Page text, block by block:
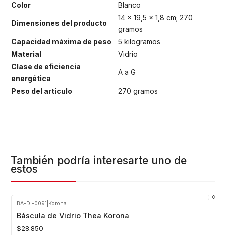
Color
Blanco
Dimensiones del producto
14 x 19,5 x 1,8 cm; 270
gramos
Capacidad máxima de peso
5 kilogramos
Material
Vidrio
Clase de eficiencia
energética
A a G
Peso del artículo 270 gramos
También podría interesarte uno de
estos
BA-DI-0091 Korona
Báscula de Vidrio Thea Korona
$28.850